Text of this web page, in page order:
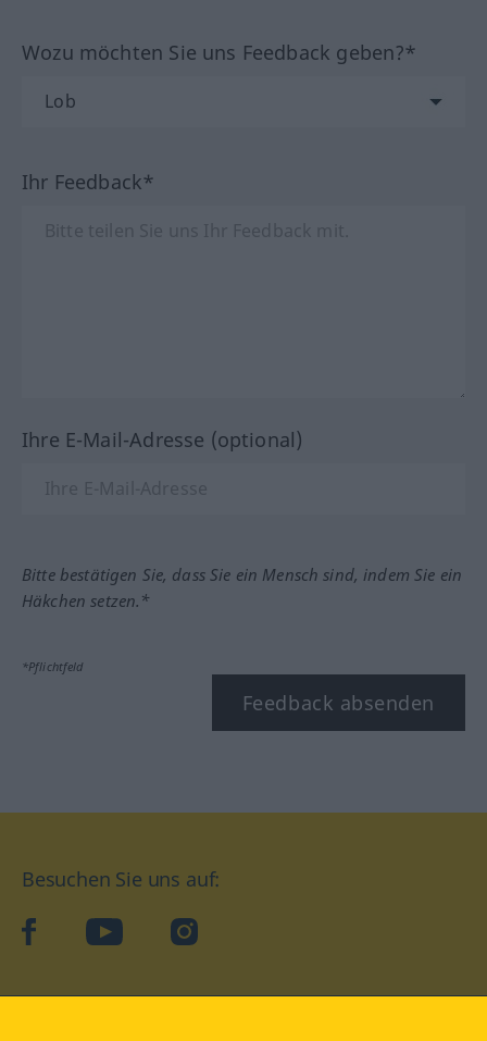
Wozu möchten Sie uns Feedback geben?*
Ihr Feedback*
Ihre E-Mail-Adresse (optional)
Bitte bestätigen Sie, dass Sie ein Mensch sind, indem Sie ein
Häkchen setzen.*
*Pflichtfeld
Feedback absenden
Besuchen Sie uns auf:
facebookYouTube Instagram